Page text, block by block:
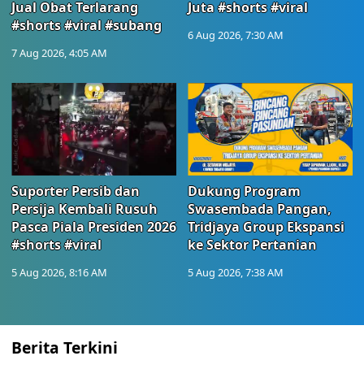
Jual Obat Terlarang
#shorts #viral #subang
7 Aug 2026, 4:05 AM
Juta #shorts #viral
6 Aug 2026, 7:30 AM
Suporter Persib dan
Persija Kembali Rusuh
Pasca Piala Presiden 2026
#shorts #viral
5 Aug 2026, 8:16 AM
Dukung Program
Swasembada Pangan,
Tridjaya Group Ekspansi
ke Sektor Pertanian
5 Aug 2026, 7:38 AM
Berita Terkini